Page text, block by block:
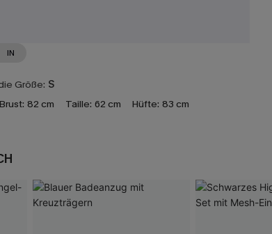
IN
Größe: S
Brust: 82 cm Taille: 62 cm Hüfte: 83 cm